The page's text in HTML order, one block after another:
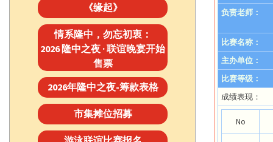
负责老师：
比赛名称：
主办单位：
比赛等级：
成绩表现：
No
《缘起》
情系隆中，勿忘初衷：
2026 隆中之夜 · 联谊晚宴开始
售票
2026年隆中之夜-筹款表格
市集摊位招募